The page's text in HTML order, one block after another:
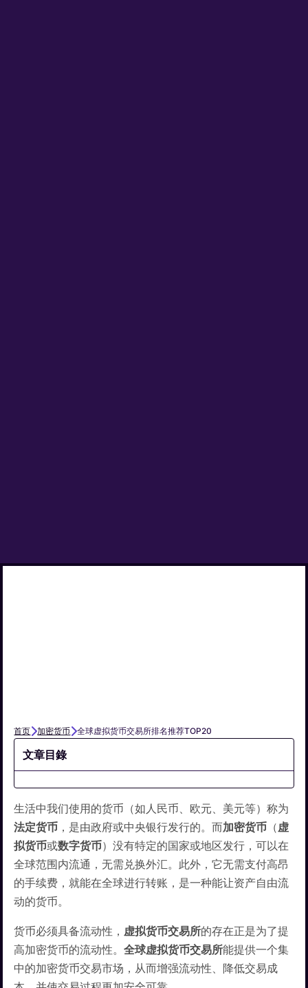
首页 加密货币 全球虚拟货币交易所排名推荐TOP20
文章目錄
生活中我们使用的货币（如人民币、欧元、美元等）称为
法定货币 ，是由政府或中央银行发行的。而加密货币 （ 虚
拟货币或数字货币）没有特定的国家或地区发行，可以在
全球范围内流通，无需兑换外汇。此外，它无需支付高昂
的手续费，就能在全球进行转账，是一种能让资产自由流
动的货币。
货币必须具备流动性， 虚拟货币交易所的存在正是为了提
高加密货币的流动性。全球虚拟货币交易所能提供一个集
中的加密货币交易市场，从而增强流动性、降低交易成